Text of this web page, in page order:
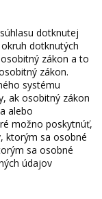
dotknutej
dotknutých
zákon a to
zákon.
systému
ak osobitný zákon
alebo
možno poskytnúť,
ktorým sa osobné
sa osobné
údajov